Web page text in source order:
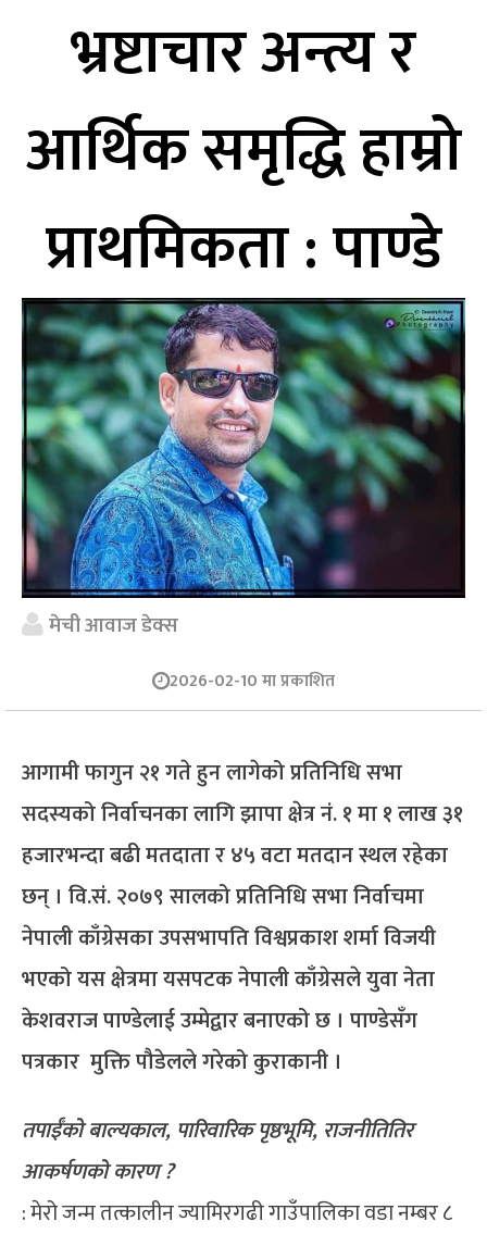
भ्रष्टाचार अन्त्य र
आर्थिक समृद्धि हाम्रो
प्राथमिकता : पाण्डे
मेची आवाज डेक्स
2026-02-10 मा प्रकाशित
आगामी फागुन २१ गते हुन लागेको प्रतिनिधि सभा
सदस्यको निर्वाचनका लागि झापा क्षेत्र नं. १ मा १ लाख ३१
हजारभन्दा बढी मतदाता र ४५ वटा मतदान स्थल रहेका
छन् । वि.सं. २०७९ सालको प्रतिनिधि सभा निर्वाचमा
नेपाली काँग्रेसका उपसभापति विश्वप्रकाश शर्मा विजयी
भएको यस क्षेत्रमा यसपटक नेपाली काँग्रेसले युवा नेता
केशवराज पाण्डेलाई उम्मेद्वार बनाएको छ । पाण्डेसँग
पत्रकार मुक्ति पौडेलले गरेको कुराकानी ।
तपाईँको बाल्यकाल, पारिवारिक पृष्ठभूमि, राजनीतितिर
आकर्षणको कारण ?
: मेरो जन्म तत्कालीन ज्यामिरगढी गाउँपालिका वडा नम्बर ८